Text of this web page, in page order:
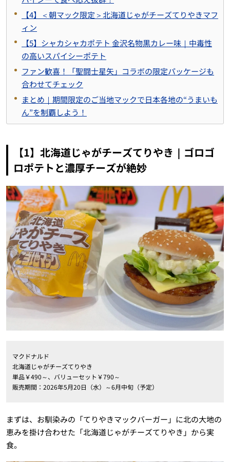
【4】＜朝マック限定＞北海道じゃがチーズてりやきマフ
ィン
【5】シャカシャカポテト 金沢名物黒カレー味｜中毒性
の高いスパイシーポテト
ファン歓喜！「聖闘士星矢」コラボの限定パッケージも
合わせてチェック
まとめ｜期間限定のご当地マックで日本各地の“うまいも
ん”を制覇しよう！
【1】北海道じゃがチーズてりやき｜ゴロゴ
ロポテトと濃厚チーズが絶妙
マクドナルド
北海道じゃがチーズてりやき
単品￥490～、バリューセット￥790～
販売期間：2026年5月20日（水）～6月中旬（予定）
まずは、お馴染みの「てりやきマックバーガー」に北の大地の
恵みを掛け合わせた「北海道じゃがチーズてりやき」から実
食。